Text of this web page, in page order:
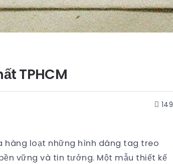
TPHCM
149
hàng loạt những hình dáng tag treo
vững và tin tưởng. Một mẫu thiết kế